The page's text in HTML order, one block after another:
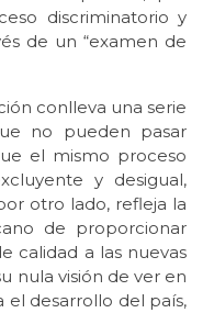
discriminatorio y
de un “examen de
conlleva una serie
no pueden pasar
el mismo proceso
y desigual,
otro lado, refleja la
de proporcionar
calidad a las nuevas
nula visión de ver en
el desarrollo del país,